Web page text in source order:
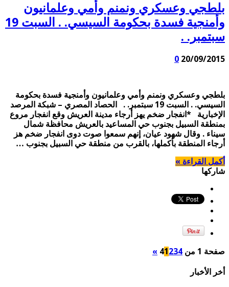
بلطجي وعسكري ونمنم وأمي وعلمانيون
وأمنجية فسدة بحكومة السيسي. . السبت 19
سبتمبر. .
20/09/2015
0
بلطجي وعسكري ونمنم وأمي وعلمانيون وأمنجية فسدة بحكومة
السيسي. . السبت 19 سبتمبر. . الحصاد المصري – شبكة المرصد
الإخبارية *انفجار ضخم يهز أرجاء مدينة العريش وقع انفجار مروع
بمنطقة السبيل بجنوب حي المساعيد بالعريش محافظة شمال
سيناء . وقال شهود عيان، إنهم سمعوا صوت دوى انفجار ضخم هز
أرجاء المنطقة بأكملها، بالقرب من منطقة حي السبيل بجنوب …
أكمل القراءة »
شاركها
صفحة 1 من 4 1234
»
أخر الأخبار